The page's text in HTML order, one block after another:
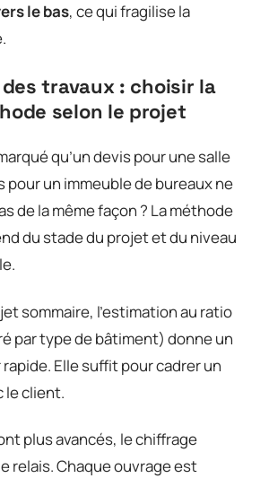
le bas, ce qui fragilise la
travaux : choisir la
selon le projet
qu’un devis pour une salle
pour un immeuble de bureaux ne
de la même façon ? La méthode
du stade du projet et du niveau
sommaire, l’estimation au ratio
par type de bâtiment) donne un
Elle suffit pour cadrer un
le client.
plus avancés, le chiffrage
relais. Chaque ouvrage est